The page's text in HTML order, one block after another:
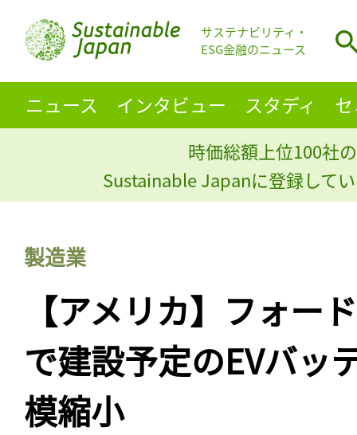
サステナビリティ・
ESG金融のニュース
ニュース インタビュー スタディ
時価総額上位100社
Sustainable Japanに登録して
製造業
【アメリカ】フォー
で建設予定のEVバッ
模縮小